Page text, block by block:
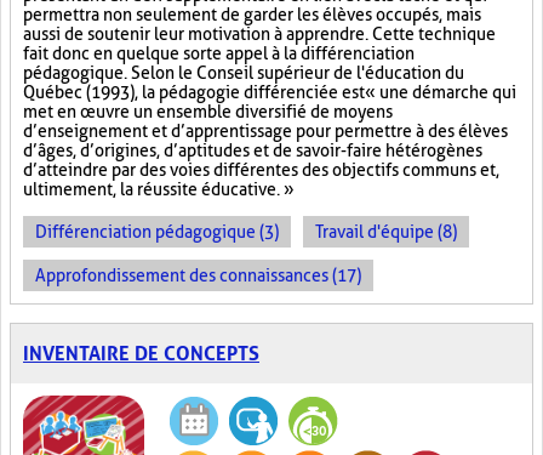
permettra non seulement de garder les élèves occupés, mais
aussi de soutenir leur motivation à apprendre. Cette technique
fait donc en quelque sorte appel à la différenciation
pédagogique. Selon le Conseil supérieur de l'éducation du
Québec (1993), la pédagogie différenciée est « une démarche qui
met en œuvre un ensemble diversifié de moyens
d’enseignement et d’apprentissage pour permettre à des élèves
d’âges, d’origines, d’aptitudes et de savoir-faire hétérogènes
d’atteindre par des voies différentes des objectifs communs et,
ultimement, la réussite éducative. »
Différenciation pédagogique (3) Travail d'équipe (8)
Approfondissement des connaissances (17)
INVENTAIRE DE CONCEPTS